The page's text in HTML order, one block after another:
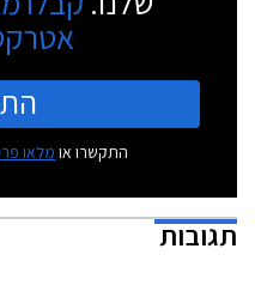
התקשרו או מלאו
תגובות